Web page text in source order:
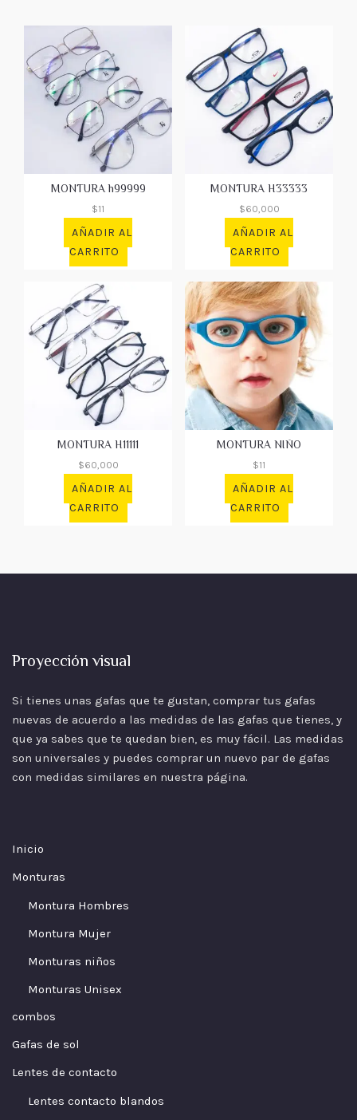
MONTURA h99999
$11
AÑADIR AL
CARRITO
MONTURA H33333
$60,000
AÑADIR AL
CARRITO
MONTURA H11111
$60,000
AÑADIR AL
CARRITO
MONTURA NIÑO
$11
AÑADIR AL
CARRITO
Proyección visual
Si tienes unas gafas que te gustan, comprar tus gafas
nuevas de acuerdo a las medidas de las gafas que tienes, y
que ya sabes que te quedan bien, es muy fácil. Las medidas
son universales y puedes comprar un nuevo par de gafas
con medidas similares en nuestra página.
Inicio
Monturas
Montura Hombres
Montura Mujer
Monturas niños
Monturas Unisex
combos
Gafas de sol
Lentes de contacto
Lentes contacto blandos